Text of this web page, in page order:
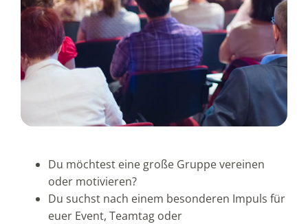
Du möchtest eine große Gruppe vereinen
oder motivieren?
Du suchst nach einem besonderen Impuls für
euer Event, Teamtag oder